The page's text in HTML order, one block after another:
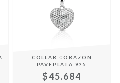
COLLAR CORAZON
PAVEPLATA 925
$45.684